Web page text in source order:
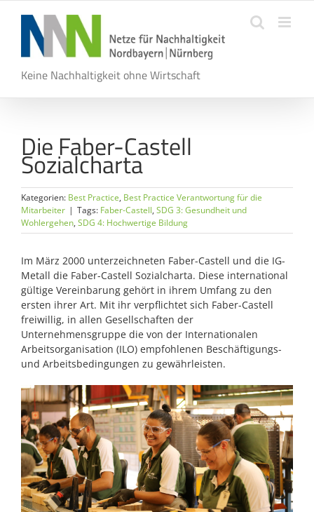
springen
Keine Nachhaltigkeit ohne Wirtschaft
Die Faber-Castell
Sozialcharta
Kategorien: Best Practice, Best Practice Verantwortung für die
Mitarbeiter | Tags: Faber-Castell, SDG 3: Gesundheit und
Wohlergehen, SDG 4: Hochwertige Bildung
Im März 2000 unterzeichneten Faber-Castell und die IG-
Metall die Faber-Castell Sozialcharta. Diese international
gültige Vereinbarung gehört in ihrem Umfang zu den
ersten ihrer Art. Mit ihr verpflichtet sich Faber-Castell
freiwillig, in allen Gesellschaften der
Unternehmensgruppe die von der Internationalen
Arbeitsorganisation (ILO) empfohlenen Beschäftigungs-
und Arbeitsbedingungen zu gewährleisten.